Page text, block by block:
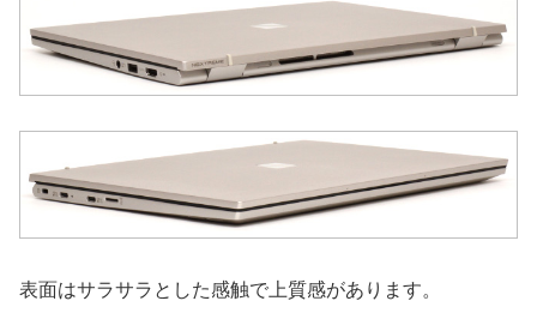
表面はサラサラとした感触で上質感があります。